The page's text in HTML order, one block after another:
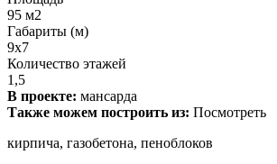
95 м2
Габариты (м)
9x7
Количество этажей
1,5
В проекте: мансарда
Также можем построить из: Посмотреть
кирпича, газобетона, пеноблоков